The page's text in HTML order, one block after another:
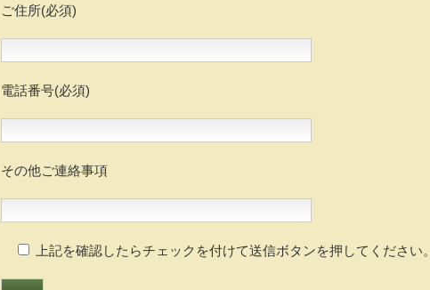
ご住所(必須)
電話番号(必須)
その他ご連絡事項
上記を確認したらチェックを付けて送信ボタンを押してください。